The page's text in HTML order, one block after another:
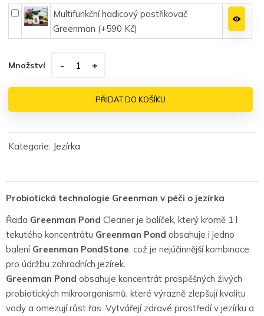
Multifunkční hadicový postřikovač
Greenman (+590 Kč)
Množství Množství
PŘIDAT DO KOŠÍKU
Kategorie: Jezírka
Probiotická technologie Greenman v péči o jezírka
Řada Greenman Pond Cleaner je balíček, který kromě 1 l
tekutého koncentrátu Greenman Pond obsahuje i jedno
balení Greenman PondStone , což je nejúčinnější kombinace
pro údržbu zahradních jezírek.
Greenman Pond obsahuje koncentrát prospěšných živých
probiotických mikroorganismů, které výrazně zlepšují kvalitu
vody a omezují růst řas. Vytvářejí zdravé prostředí v jezírku a